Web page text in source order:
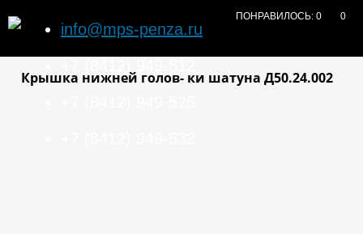
info@mps-penza.ru
ПОНРАВИЛОСЬ: 0 0
Крышка нижней голов- ки шатуна Д50.24.002